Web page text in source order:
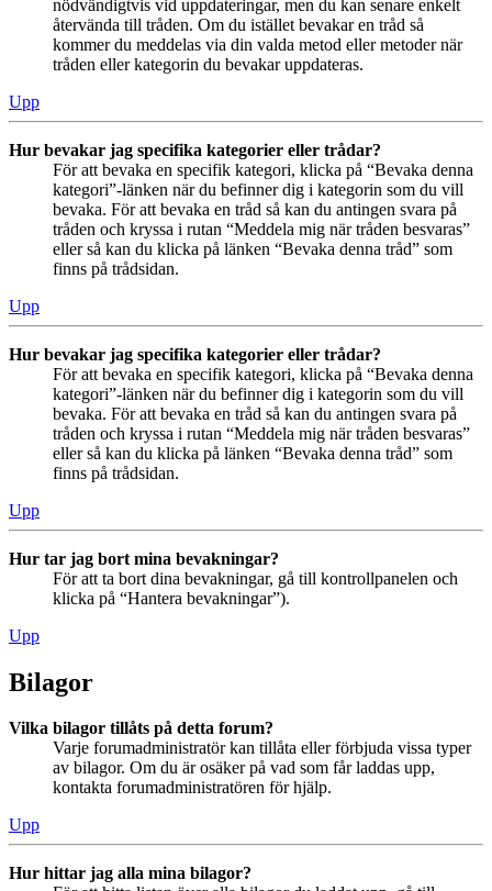
nödvändigtvis vid uppdateringar, men du kan senare enkelt
återvända till tråden. Om du istället bevakar en tråd så
kommer du meddelas via din valda metod eller metoder när
tråden eller kategorin du bevakar uppdateras.
Upp
Hur bevakar jag specifika kategorier eller trådar?
För att bevaka en specifik kategori, klicka på “Bevaka denna
kategori”-länken när du befinner dig i kategorin som du vill
bevaka. För att bevaka en tråd så kan du antingen svara på
tråden och kryssa i rutan “Meddela mig när tråden besvaras”
eller så kan du klicka på länken “Bevaka denna tråd” som
finns på trådsidan.
Upp
Hur bevakar jag specifika kategorier eller trådar?
För att bevaka en specifik kategori, klicka på “Bevaka denna
kategori”-länken när du befinner dig i kategorin som du vill
bevaka. För att bevaka en tråd så kan du antingen svara på
tråden och kryssa i rutan “Meddela mig när tråden besvaras”
eller så kan du klicka på länken “Bevaka denna tråd” som
finns på trådsidan.
Upp
Hur tar jag bort mina bevakningar?
För att ta bort dina bevakningar, gå till kontrollpanelen och
klicka på “Hantera bevakningar”).
Upp
Bilagor
Vilka bilagor tillåts på detta forum?
Varje forumadministratör kan tillåta eller förbjuda vissa typer
av bilagor. Om du är osäker på vad som får laddas upp,
kontakta forumadministratören för hjälp.
Upp
Hur hittar jag alla mina bilagor?